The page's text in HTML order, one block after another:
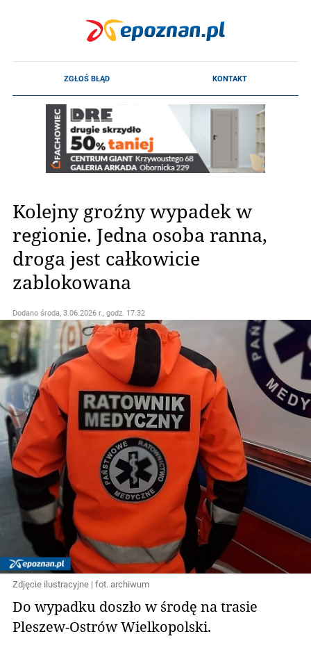
Kolejny groźny wypadek w
regionie. Jedna osoba ranna,
droga jest całkowicie
zablokowana
Dodano środa, 3.06.2026 r., godz. 17.32
Zdjęcie ilustracyjne | fot. archiwum
Do wypadku doszło w środę na trasie
Pleszew-Ostrów Wielkopolski.